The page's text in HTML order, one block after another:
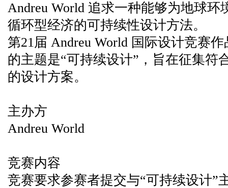
Andreu World 追求一种能够为地球
循环型经济的可持续性设计方法。
第21届 Andreu World 国际设计竞赛
的主题是“可持续设计”，旨在征集符
的设计方案。
主办方
Andreu World
竞赛内容
竞赛要求参赛者提交与“可持续设计”